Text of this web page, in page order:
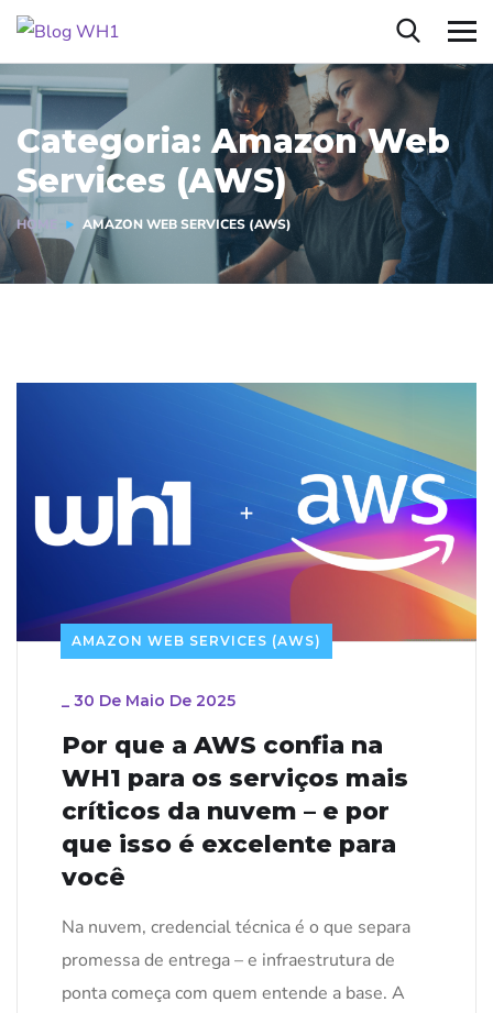
Categoria:Amazon Web
Services (AWS)
HOME AMAZON WEB SERVICES (AWS)
AMAZON WEB SERVICES (AWS)
_ 30 De Maio De 2025
Por que a AWS confia na
WH1 para os serviços mais
críticos da nuvem – e por
que isso é excelente para
você
Na nuvem, credencial técnica é o que separa
promessa de entrega – e infraestrutura de
ponta começa com quem entende a base. A